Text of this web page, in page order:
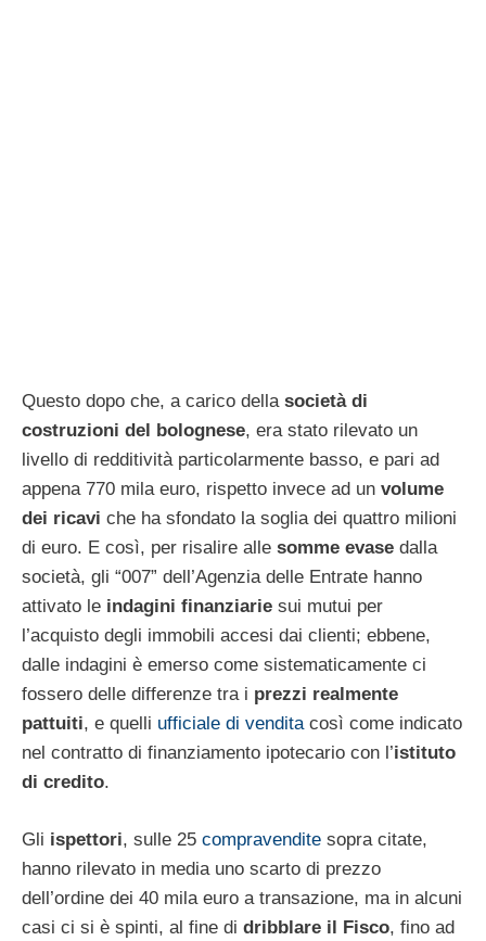
Questo dopo che, a carico della società di
costruzioni del bolognese, era stato rilevato un
livello di redditività particolarmente basso, e pari ad
appena 770 mila euro, rispetto invece ad un volume
dei ricavi che ha sfondato la soglia dei quattro milioni
di euro. E così, per risalire alle somme evase dalla
società, gli “007” dell’Agenzia delle Entrate hanno
attivato le indagini finanziarie sui mutui per
l’acquisto degli immobili accesi dai clienti; ebbene,
dalle indagini è emerso come sistematicamente ci
fossero delle differenze tra i prezzi realmente
pattuiti, e quelli ufficiale di venditacosì come indicato
nel contratto di finanziamento ipotecario con l’istituto
di credito.
Gli ispettori, sulle 25 compravendite sopra citate,
hanno rilevato in media uno scarto di prezzo
dell’ordine dei 40 mila euro a transazione, ma in alcuni
casi ci si è spinti, al fine di dribblare il Fisco, fino ad